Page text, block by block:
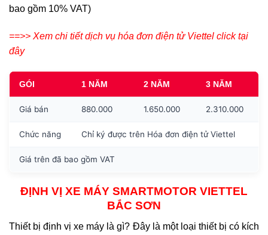
bao gồm 10% VAT)
==>> Xem chi tiết dịch vụ hóa đơn điện tử Viettel click tại
đây
GÓI 1 NĂM 2 NĂM 3 NĂM
Giá bán 880.000 1.650.000 2.310.000
Chức năng Chỉ ký được trên Hóa đơn điện tử Viettel
Giá trên đã bao gồm VAT
ĐỊNH VỊ XE MÁY SMARTMOTOR VIETTEL
BẮC SƠN
Thiết bị định vị xe máy là gì? Đây là một loại thiết bị có kích